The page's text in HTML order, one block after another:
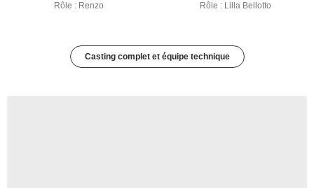
Rôle : Renzo Rôle : Lilla Bellotto
Casting complet et équipe technique